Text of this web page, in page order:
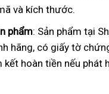
và kích thước.
phẩm: Sản phẩm tại
hãng, có giấy tờ
kết hoàn tiền nếu phát